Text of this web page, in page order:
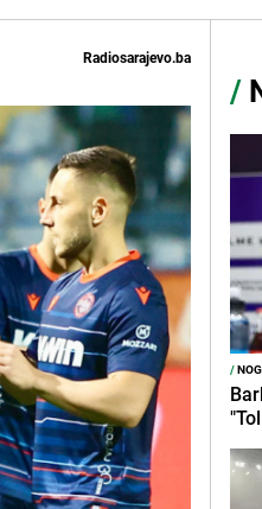
Radiosarajevo.ba
/
/